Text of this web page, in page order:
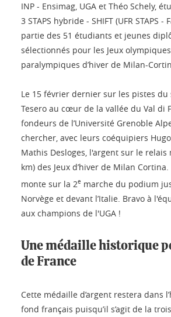
INP - Ensimag, UGA et Théo Schely,
3 STAPS hybride - SHIFT (UFR STAPS -
partie des 51 étudiants et jeunes
sélectionnés pour les Jeux
paralympiques d’hiver de Milan-
Le 15 février dernier sur les pistes du
Tesero au cœur de la vallée du Val di
fondeurs de l’Université Grenoble
chercher, avec leurs coéquipiers
Mathis Desloges, l'argent sur le relais
km) des Jeux d’hiver de Milan
monte sur la 2e marche du podium
Norvège et devant l’Italie. Bravo à
aux champions de l'UGA !
Une médaille historique
de France
Cette médaille d’argent restera dans
fond français puisqu’il s’agit de la